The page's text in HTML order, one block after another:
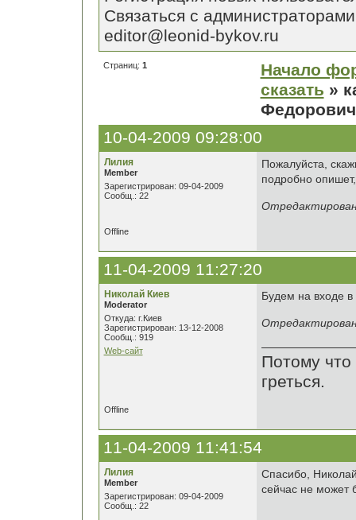
Связаться с
editor@leonid-bykov.ru
Страниц: 1
Начало
сказать »
10-04-2009 09:28:00
Лилия
Member
Зарегистрирован: 09-04-2009
Сообщ.: 22
Пожалуйста,
подробно
Offline
11-04-2009 11:27:20
Николай Киев
Moderator
Откуда: г.Киев
Зарегистрирован: 13-12-2008
Сообщ.: 919
Web-сайт
Будем на входе
Потому что
греться.
Offline
11-04-2009 11:41:54
Лилия
Member
Зарегистрирован: 09-04-2009
Сообщ.: 22
Спасибо,
сейчас не может